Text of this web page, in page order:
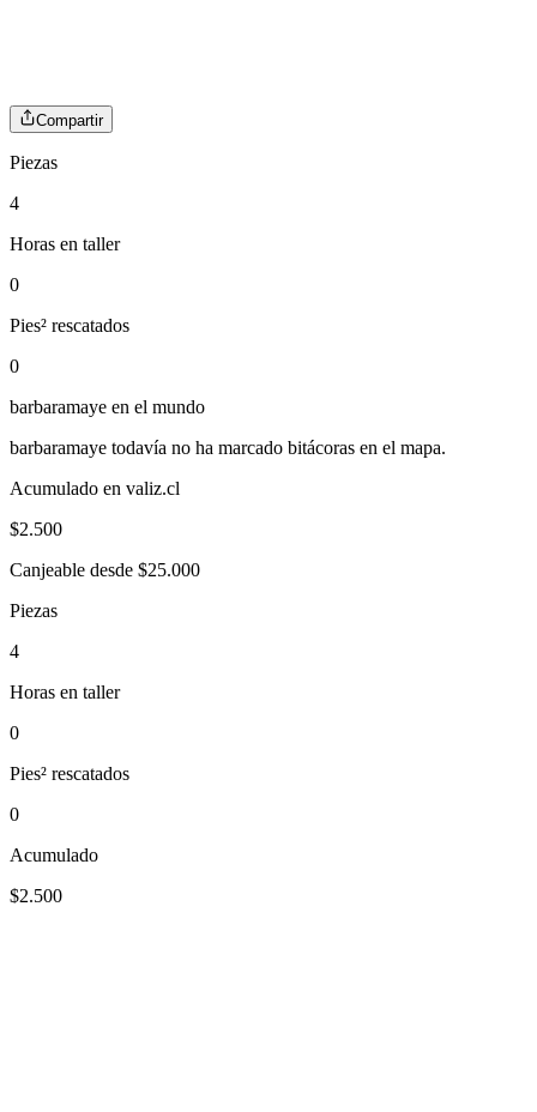
Compartir
Piezas
4
Horas en taller
0
Pies² rescatados
0
barbaramaye en el mundo
barbaramaye todavía no ha marcado bitácoras en el mapa.
Acumulado en valiz.cl
$2.500
Canjeable desde $25.000
Piezas
4
Horas en taller
0
Pies² rescatados
0
Acumulado
$2.500